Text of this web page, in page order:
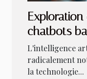
chatbots
artificielle
L'intelligence
radicalement
la technologie...